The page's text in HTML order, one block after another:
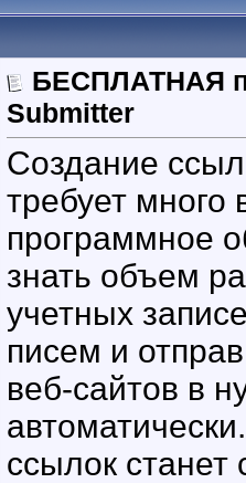
БЕСПЛАТНАЯ
Submitter
Создание
требует
программное
знать объем
учетных
писем и
веб-сайтов в
ссылок станет